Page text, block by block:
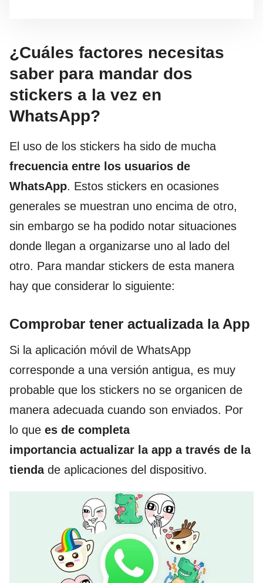
¿Cuáles factores necesitas
saber para mandar dos
stickers a la vez en
WhatsApp?
El uso de los stickers ha sido de mucha
frecuencia entre los usuarios de
WhatsApp. Estos stickers en ocasiones
generales se muestran uno encima de otro,
sin embargo se ha podido notar situaciones
donde llegan a organizarse uno al lado del
otro. Para mandar stickers de esta manera
hay que considerar lo siguiente:
Comprobar tener actualizada la App
Si la aplicación móvil de WhatsApp
corresponde a una versión antigua, es muy
probable que los stickers no se organicen de
manera adecuada cuando son enviados. Por
lo que es de completa
importancia actualizar la app a través de la
tienda de aplicaciones del dispositivo.